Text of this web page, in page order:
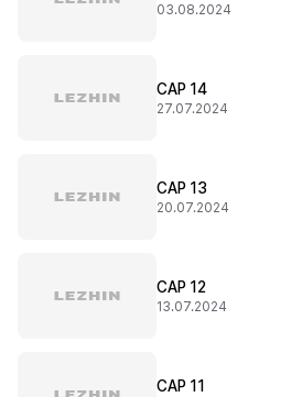
03.08.2024
CAP 14
27.07.2024
CAP 13
20.07.2024
CAP 12
13.07.2024
CAP 11